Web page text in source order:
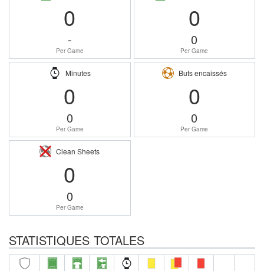
0
-
Per Game
0
0
Per Game
Minutes
0
0
Per Game
Buts encaissés
0
0
Per Game
Clean Sheets
0
0
Per Game
STATISTIQUES TOTALES